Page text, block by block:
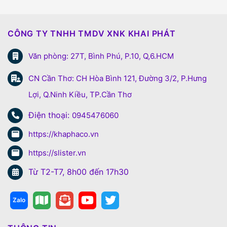
CÔNG TY TNHH TMDV XNK KHAI PHÁT
Văn phòng: 27T, Bình Phú, P.10, Q,6.HCM
CN Cần Thơ: CH Hòa Bình 121, Đường 3/2, P.Hưng
Lợi, Q.Ninh Kiều, TP.Cần Thơ
Điện thoại: 0945476060
https://khaphaco.vn
https://slister.vn
Từ T2-T7, 8h00 đến 17h30